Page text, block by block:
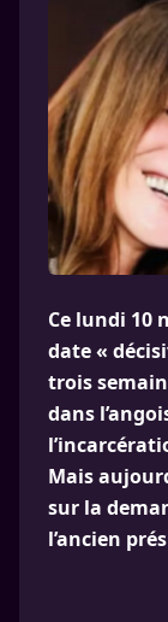
Ce lundi 10
date «
trois
dans
Mais
sur la
l’ancien